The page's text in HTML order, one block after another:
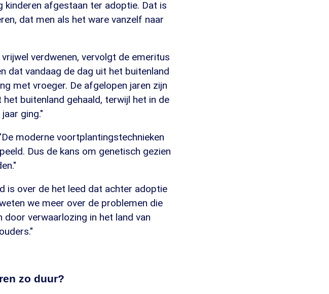
kinderen afgestaan ter adoptie. Dat is
dat men als het ware vanzelf naar
verdwenen, vervolgt de emeritus
dat vandaag de dag uit het buitenland
met vroeger. De afgelopen jaren zijn
buitenland gehaald, terwijl het in de
ging."
moderne voortplantingstechnieken
Dus de kans om genetisch gezien
is over de het leed dat achter adoptie
we meer over de problemen die
verwaarlozing in het land van
zo duur?